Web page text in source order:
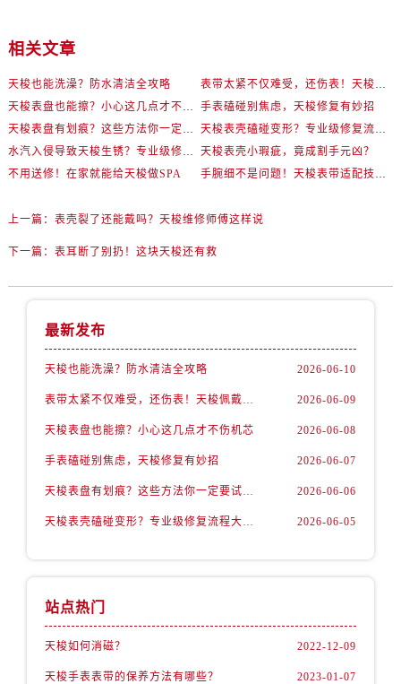
相关文章
天梭也能洗澡？防水清洁全攻略
表带太紧不仅难受，还伤表！天梭佩戴优化技巧
天梭表盘也能擦？小心这几点才不伤机芯
手表磕碰别焦虑，天梭修复有妙招
天梭表盘有划痕？这些方法你一定要试试！
天梭表壳磕碰变形？专业级修复流程大公开
水汽入侵导致天梭生锈？专业级修复思路大公开
天梭表壳小瑕疵，竟成割手元凶？
不用送修！在家就能给天梭做SPA
手腕细不是问题！天梭表带适配技巧一次讲透
上一篇： 表壳裂了还能戴吗？天梭维修师傅这样说
下一篇： 表耳断了别扔！这块天梭还有救
最新发布
天梭也能洗澡？防水清洁全攻略 2026-06-10
表带太紧不仅难受，还伤表！天梭佩戴优化技巧 2026-06-09
天梭表盘也能擦？小心这几点才不伤机芯 2026-06-08
手表磕碰别焦虑，天梭修复有妙招 2026-06-07
天梭表盘有划痕？这些方法你一定要试试！ 2026-06-06
天梭表壳磕碰变形？专业级修复流程大公开 2026-06-05
站点热门
天梭如何消磁？ 2022-12-09
天梭手表表带的保养方法有哪些？ 2023-01-07